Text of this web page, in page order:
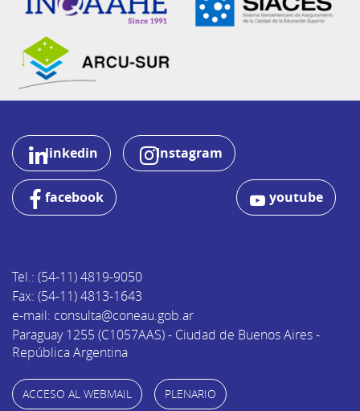
linkedin Instagram
facebook youtube
Tel.: (54-11) 4819-9050
Fax: (54-11) 4813-1643
e-mail: consulta@coneau.gob.ar
Paraguay 1255 (C1057AAS) - Ciudad de Buenos Aires -
República Argentina
ACCESO AL WEBMAIL PLENARIO